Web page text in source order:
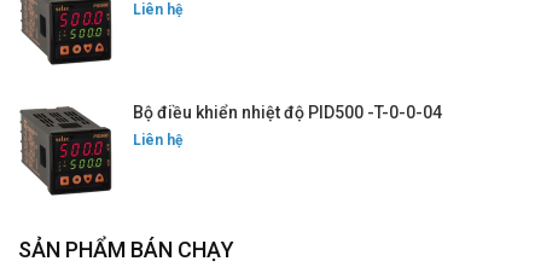
Liên hệ
Bộ điều khiển nhiệt độ PID500 -T-0-0-04
Liên hệ
SẢN PHẨM BÁN CHẠY